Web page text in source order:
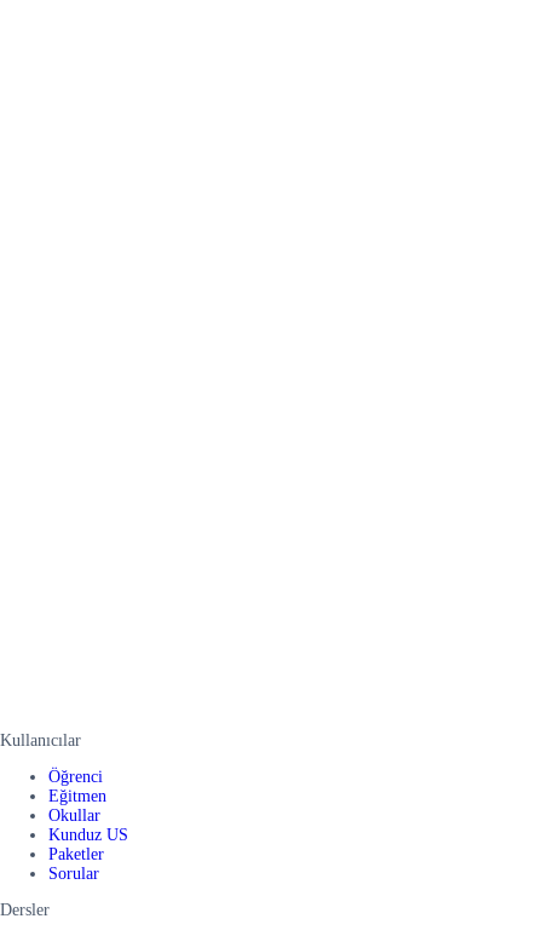
Kullanıcılar
Öğrenci
Eğitmen
Okullar
Kunduz US
Paketler
Sorular
Dersler